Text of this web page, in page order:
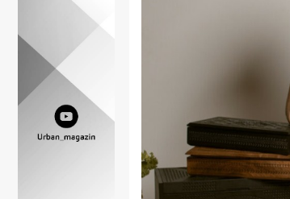
Beauty
Zdravlje
stolom